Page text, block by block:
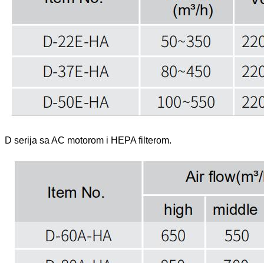
D serija sa AC motorom i HEPA filterom.